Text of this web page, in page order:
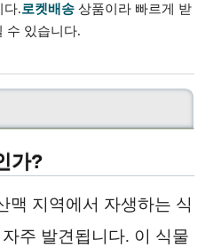
로켓배송상품이라 빠르게 받
수 있습니다.
가?
맥 지역에서 자생하는 식
주 발견됩니다. 이 식물